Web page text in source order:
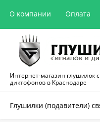
О компании Оплата
Интернет-магазин глушилок
диктофонов в Краснодаре
Глушилки (подавители)